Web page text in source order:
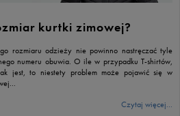
kurtki zimowej?
rozmiaru odzieży nie powinno nastręczać tyle
numeru obuwia. O ile w przypadku T-shirtów,
jest, to niestety problem może pojawić się w
Czytaj więcej...